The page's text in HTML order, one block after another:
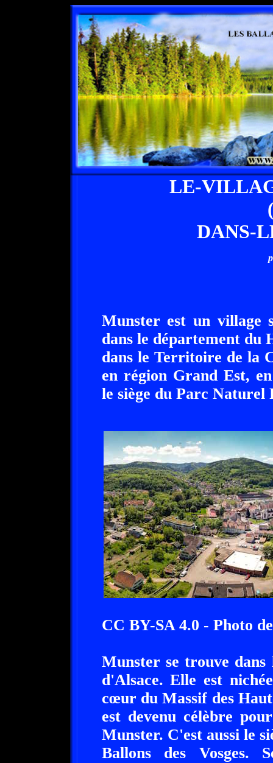
LE-
DANS-
Munster est un village
dans le département du
dans le Territoire de la
en région Grand Est,
le siège du Parc Naturel
CC BY-SA 4.0 - Photo
Munster se trouve
d'Alsace. Elle est
cœur du Massif des
est devenu célèbre
Munster. C'est aussi le
Ballons des Vosges.